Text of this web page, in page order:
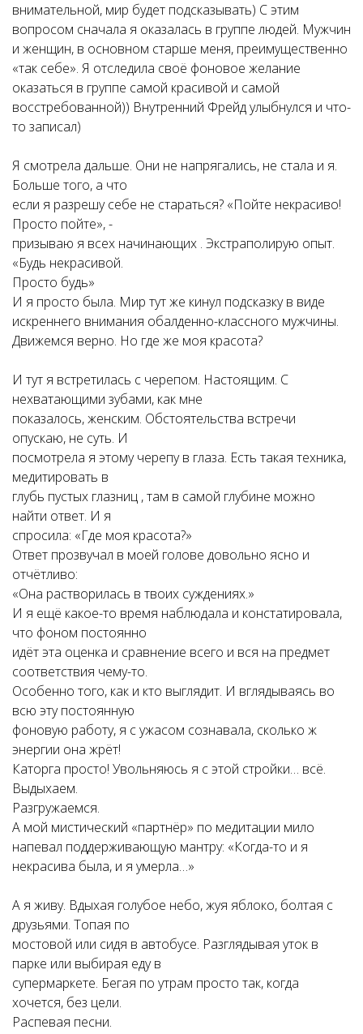
внимательной, мир будет подсказывать) С этим
вопросом сначала я оказалась в группе людей. Мужчин
и женщин, в основном старше меня, преимущественно
«так себе». Я отследила своё фоновое желание
оказаться в группе самой красивой и самой
восстребованной)) Внутренний Фрейд улыбнулся и что-
то записал)
Я смотрела дальше. Они не напрягались, не стала и я.
Больше того, а что
если я разрешу себе не стараться? «Пойте некрасиво!
Просто пойте», -
призываю я всех начинающих . Экстраполирую опыт.
«Будь некрасивой.
Просто будь»
И я просто была. Мир тут же кинул подсказку в виде
искреннего внимания обалденно-классного мужчины.
Движемся верно. Но где же моя красота?
И тут я встретилась с черепом. Настоящим. С
нехватающими зубами, как мне
показалось, женским. Обстоятельства встречи
опускаю, не суть. И
посмотрела я этому черепу в глаза. Есть такая техника,
медитировать в
глубь пустых глазниц , там в самой глубине можно
найти ответ. И я
спросила: «Где моя красота?»
Ответ прозвучал в моей голове довольно ясно и
отчётливо:
«Она растворилась в твоих суждениях.»
И я ещё какое-то время наблюдала и констатировала,
что фоном постоянно
идёт эта оценка и сравнение всего и вся на предмет
соответствия чему-то.
Особенно того, как и кто выглядит. И вглядываясь во
всю эту постоянную
фоновую работу, я с ужасом сознавала, сколько ж
энергии она жрёт!
Каторга просто! Увольняюсь я с этой стройки… всё.
Выдыхаем.
Разгружаемся.
А мой мистический «партнёр» по медитации мило
напевал поддерживающую мантру: «Когда-то и я
некрасива была, и я умерла…»
А я живу. Вдыхая голубое небо, жуя яблоко, болтая с
друзьями. Топая по
мостовой или сидя в автобусе. Разглядывая уток в
парке или выбирая еду в
супермаркете. Бегая по утрам просто так, когда
хочется, без цели.
Распевая песни.